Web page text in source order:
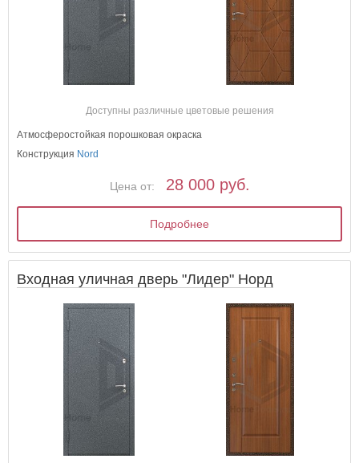
Доступны различные цветовые решения
Атмосферостойкая порошковая окраска
Конструкция Nord
Цена от: 28 000 руб.
Подробнее
Входная уличная дверь "Лидер" Норд